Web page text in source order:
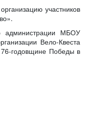
участников
администрации МБОУ
Вело-Квеста
годовщине Победы в